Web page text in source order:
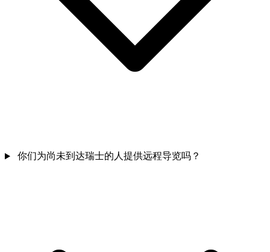
你们为尚未到达瑞士的人提供远程导览吗？